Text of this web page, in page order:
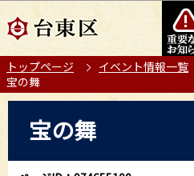
の
ー
ジ
このページの
トップページ イベント情報一覧
宝の舞
宝の舞